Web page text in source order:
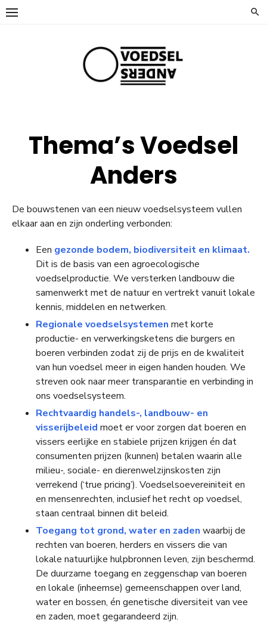
Ga
naar
Thema’s Voedsel
Anders
De bouwstenen van een nieuw voedselsysteem vullen
elkaar aan en zijn onderling verbonden:
Een gezonde bodem, biodiversiteit en klimaat.
Dit is de basis van een agroecologische
voedselproductie. We versterken landbouw die
samenwerkt met de natuur en vertrekt vanuit lokale
kennis, middelen en netwerken.
Regionale voedselsystemen met korte
productie- en verwerkingsketens die burgers en
boeren verbinden zodat zij de prijs en de kwaliteit
van hun voedsel meer in eigen handen houden. We
streven ook naar meer transparantie en verbinding in
ons voedselsysteem.
Rechtvaardig handels-, landbouw- en
visserijbeleid moet er voor zorgen dat boeren en
vissers eerlijke en stabiele prijzen krijgen én dat
consumenten prijzen (kunnen) betalen waarin alle
milieu-, sociale- en dierenwelzijnskosten zijn
verrekend (‘true pricing’). Voedselsoevereiniteit en
en mensenrechten, inclusief het recht op voedsel,
staan centraal binnen dit beleid.
Toegang tot grond, water en zaden waarbij de
rechten van boeren, herders en vissers die van
lokale natuurlijke hulpbronnen leven, zijn beschermd.
De duurzame toegang en zeggenschap van boeren
en lokale (inheemse) gemeenschappen over land,
water en bossen, én genetische diversiteit van vee
en zaden, moet gegarandeerd zijn.